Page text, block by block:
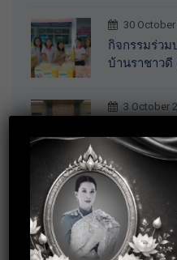
30 October
กิจกรรมร่วม
บ้านราชาว
3 October
อย่างมืออาชี
18
อบรมเทคนิ
Gen ให้ประ